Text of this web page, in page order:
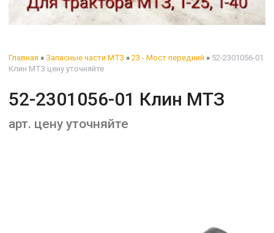
Главная » Запасные части МТЗ » 23 - Мост передний » 52-2301056-01
Клин МТЗ цену уточняйте
52-2301056-01 Клин МТЗ
арт. цену уточняйте